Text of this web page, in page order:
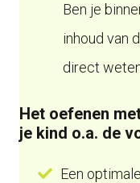
Ben je
inhoud van
direct
Het oefenen
je kind o.a. de
Een